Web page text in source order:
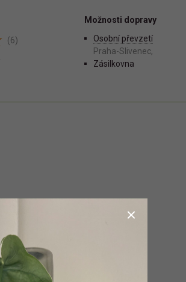
(6)
Možnosti dopravy
Osobní převzetí
Praha-Slivenec,
Zásilkovna